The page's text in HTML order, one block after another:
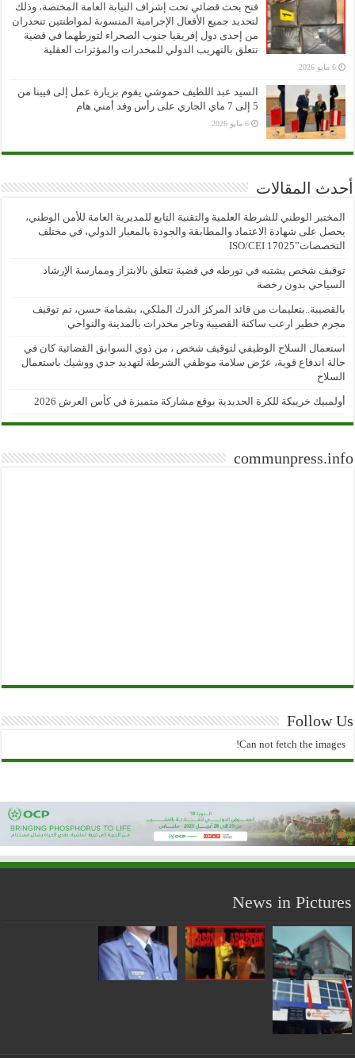
فتح بحث قضائي تحت إشراف النيابة العامة المختصة، وذلك
لتحديد جميع الأفعال الإجرامية المنسوبة لمواطنتين تنحدران
من إحدى دول إفريقيا جنوب الصحراء لتورطهما في قضية
تتعلق بالتهريب الدولي للمخدرات والمؤثرات العقلية
6 مايو 2026
السيد عبد اللطيف حموشي يقوم بزيارة عمل إلى فيينا من
5 إلى 7 ماي الجاري على رأس وفد أمني هام
6 مايو 2026
أحدث المقالات
المختبر الوطني للشرطة العلمية والتقنية التابع للمديرية العامة للأمن الوطني،
يحصل على شهادة الاعتماد والمطابقة والجودة بالمعيار الدولي، في مختلف
التخصصات”ISO/CEI 17025
توقيف شخص يشتبه في تورطه في قضية تتعلق بالابتزاز وممارسة الإرشاد
السياحي بدون رخصة
بالقصيبة..بتعليمات من قائد المركز الدرك الملكي، بشمامة حسن، تم توقيف
مجرم خطير ارعب ساكنة القصيبة وتاجر مخدرات بالمدينة والنواحي
استعمال السلاح الوظيفي لتوقيف شخص ، من ذوي السوابق القضائية كان في
حالة اندفاع قوية، عرّض سلامة موظفي الشرطة لتهديد جدي ووشيك باستعمال
السلاح
أولمبيك خريبكة للكرة الحديدية يوقع مشاركة متميزة في كأس العرش 2026
communpress.info
Follow Us
Can not fetch the images!
News in Pictures